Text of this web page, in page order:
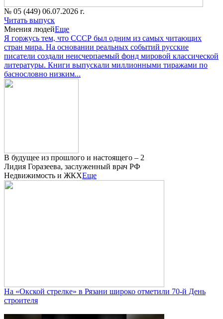
№ 05 (449) 06.07.2026 г.
Читать выпуск
Мнения людейЕще
Я горжусь тем, что СССР был одним из самых читающих
стран мира. На основании реальных событий русские
писатели создали неисчерпаемый фонд мировой классической
литературы. Книги выпускали миллионными тиражами по
баснословно низким...
В будущее из прошлого и настоящего – 2
Лидия Горазеева, заслуженный врач РФ
Недвижимость и ЖКХЕще
На «Окской стрелке» в Рязани широко отметили 70-й День
строителя